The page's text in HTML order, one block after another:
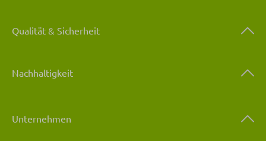
Qualität & Sicherheit
Nachhaltigkeit
Unternehmen